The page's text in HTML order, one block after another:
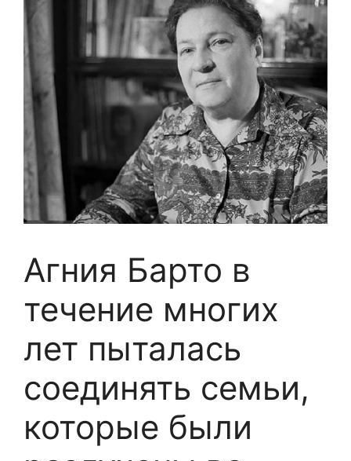
Агния Барто в
течение многих
лет пыталась
соединять семьи,
которые были